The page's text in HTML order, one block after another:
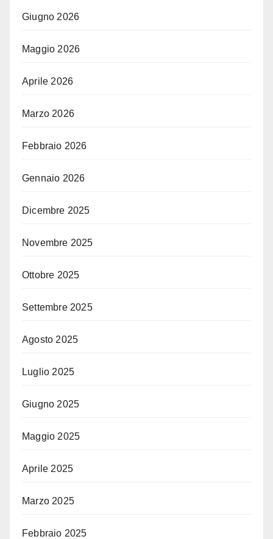
Giugno 2026
Maggio 2026
Aprile 2026
Marzo 2026
Febbraio 2026
Gennaio 2026
Dicembre 2025
Novembre 2025
Ottobre 2025
Settembre 2025
Agosto 2025
Luglio 2025
Giugno 2025
Maggio 2025
Aprile 2025
Marzo 2025
Febbraio 2025